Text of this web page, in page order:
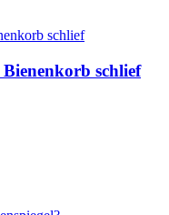
schlief